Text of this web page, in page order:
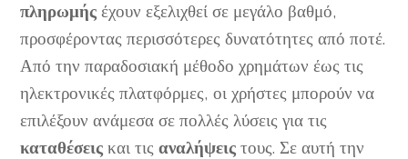
πληρωμής έχουν εξελιχθεί σε μεγάλο βαθμό,
προσφέροντας περισσότερες δυνατότητες από ποτέ.
Από την παραδοσιακή μέθοδο χρημάτων έως τις
ηλεκτρονικές πλατφόρμες, οι χρήστες μπορούν να
επιλέξουν ανάμεσα σε πολλές λύσεις για τις
καταθέσεις και τιςαναλήψεις τους. Σε αυτή την